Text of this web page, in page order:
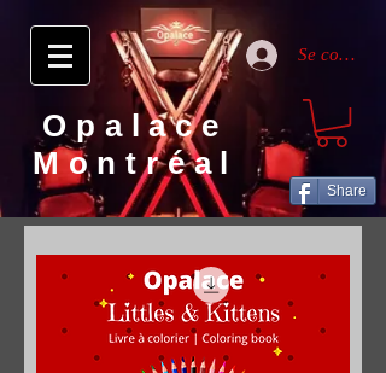
Se connecter
Opalace
Montréal
Share